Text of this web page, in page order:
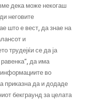
дека може некогаш
неговите
што е вест, да знае на
и
трудејќи се да ја
да има
информациите во
приказна да и додаде
бекграунд за целата